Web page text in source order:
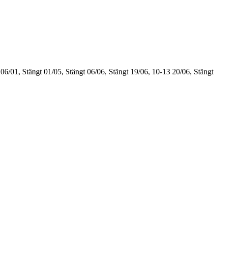
06/01, Stängt 01/05, Stängt 06/06, Stängt 19/06, 10-13 20/06, Stängt